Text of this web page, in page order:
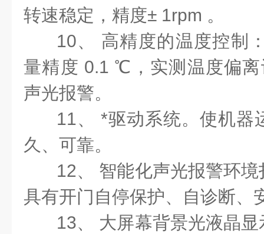
转速稳定，精度± 1rpm 。
10、 高精度的温度控制
量精度 0.1 ℃，实测温度偏
声光报警。
11、 *驱动系统。使机器
久、可靠。
12、 智能化声光报警环
具有开门自停保护、自诊断、
13、 大屏幕背景光液晶